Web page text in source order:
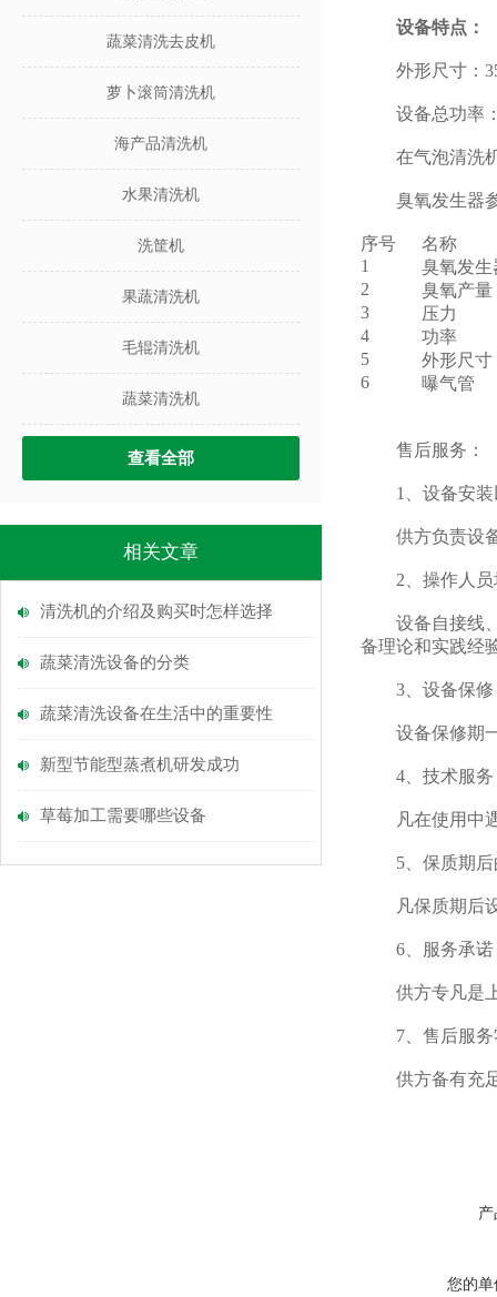
蔬菜清洗去皮机
萝卜滚筒清洗机
海产品清洗机
水果清洗机
洗筐机
果蔬清洗机
毛辊清洗机
蔬菜清洗机
查看全部
相关文章
清洗机的介绍及购买时怎样选择
蔬菜清洗设备的分类
蔬菜清洗设备在生活中的重要性
新型节能型蒸煮机研发成功
草莓加工需要哪些设备
设备特点：
外形尺寸：
设备总功率：
在气泡清洗机
臭氧发生器
序号
名称
1
臭氧发生
2
臭氧产量
3
压力
4
功率
5
外形尺寸
6
曝气管
售后服务：
1、设备安装
供方负责设备
2、操作人员
设备自接线、
备理论和实践经
3、设备保修
设备保修期一
4、技术服务
凡在使用中遇
5、保质期后
凡保质期后设
6、服务承诺
供方专凡是上
7、售后服务
供方备有充足
您的单